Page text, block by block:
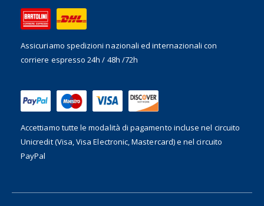
Assicuriamo spedizioni nazionali ed internazionalicon
corriere espresso 24h / 48h /72h
Accettiamo tutte le modalità di pagamento incluse nel circuito
Unicredit (Visa, Visa Electronic, Mastercard) e nel circuito
PayPal